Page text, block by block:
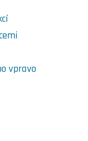
vpravo